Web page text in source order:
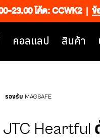
23.00 โค้ด: CCWK2 | ข้
คอลแลป สินค้า
รองรับ MAGSAFE
JTC Heartful